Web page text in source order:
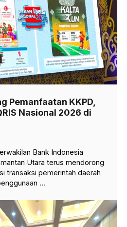
Pemanfaatan KKPD,
Nasional 2026 di
Bank Indonesia
Utara terus mendorong
transaksi pemerintah daerah
...